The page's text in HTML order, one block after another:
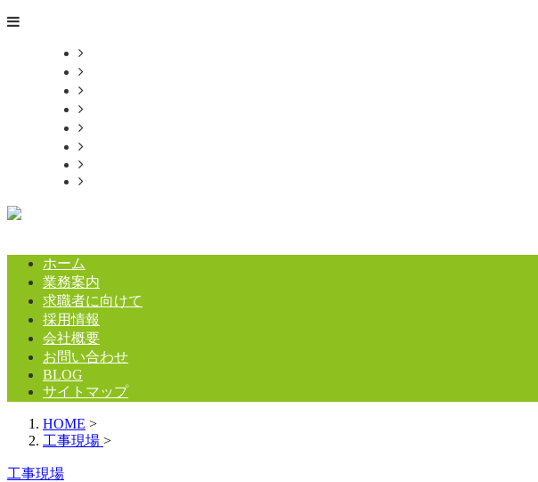
ホーム
業務案内
求職者に向けて
採用情報
会社概要
お問い合わせ
BLOG
サイトマップ
HOME >
工事現場 >
工事現場